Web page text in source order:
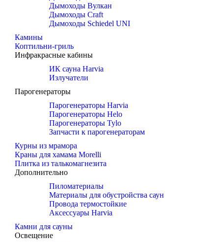
Дымоходы Вулкан
Дымоходы Craft
Дымоходы Schiedel UNI
Камины
Коптильни-гриль
Инфракрасные кабины
ИК сауна Harvia
Излучатели
Парогенераторы
Парогенераторы Harvia
Парогенераторы Helo
Парогенераторы Tylo
Запчасти к парогенераторам
Курны из мрамора
Краны для хамама Morelli
Плитка из талькомагнезита
Дополнительно
Пиломатериалы
Материалы для обустройства саун
Провода термостойкие
Аксессуары Harvia
Камни для сауны
Освещение